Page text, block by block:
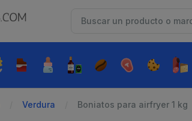
Verdura Boniatos para airfryer 1 kg